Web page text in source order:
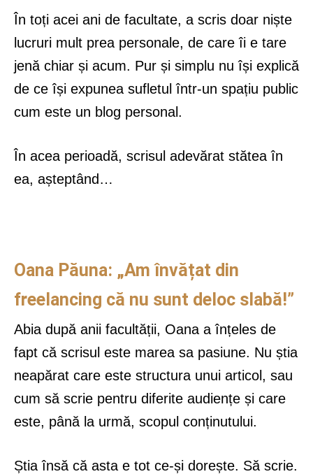
În toți acei ani de facultate, a scris doar niște
lucruri mult prea personale, de care îi e tare
jenă chiar și acum. Pur și simplu nu își explică
de ce își expunea sufletul într-un spațiu public
cum este un blog personal.
În acea perioadă, scrisul adevărat stătea în
ea, așteptând…
Oana Păuna: „Am învățat din
freelancing că nu sunt deloc slabă!”
Abia după anii facultății, Oana a înțeles de
fapt că scrisul este marea sa pasiune. Nu știa
neapărat care este structura unui articol, sau
cum să scrie pentru diferite audiențe și care
este, până la urmă, scopul conținutului.
Știa însă că asta e tot ce-și dorește. Să scrie.